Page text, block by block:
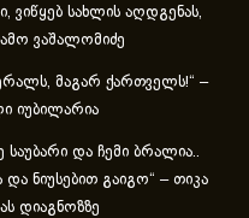
ვიწყებ სახლის აღდგენას,
ვაშალომიძე
მაგარ ქართველს!“ –
იუბილარია
და ჩემი ბრალია..
ნიუსებით გაიგო“ – თიკა
დიაგნოზზე